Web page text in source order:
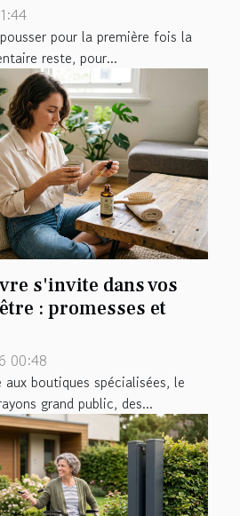
pour la première fois la
reste, pour...
s'invite dans vos
: promesses et
00:48
boutiques spécialisées, le
grand public, des...